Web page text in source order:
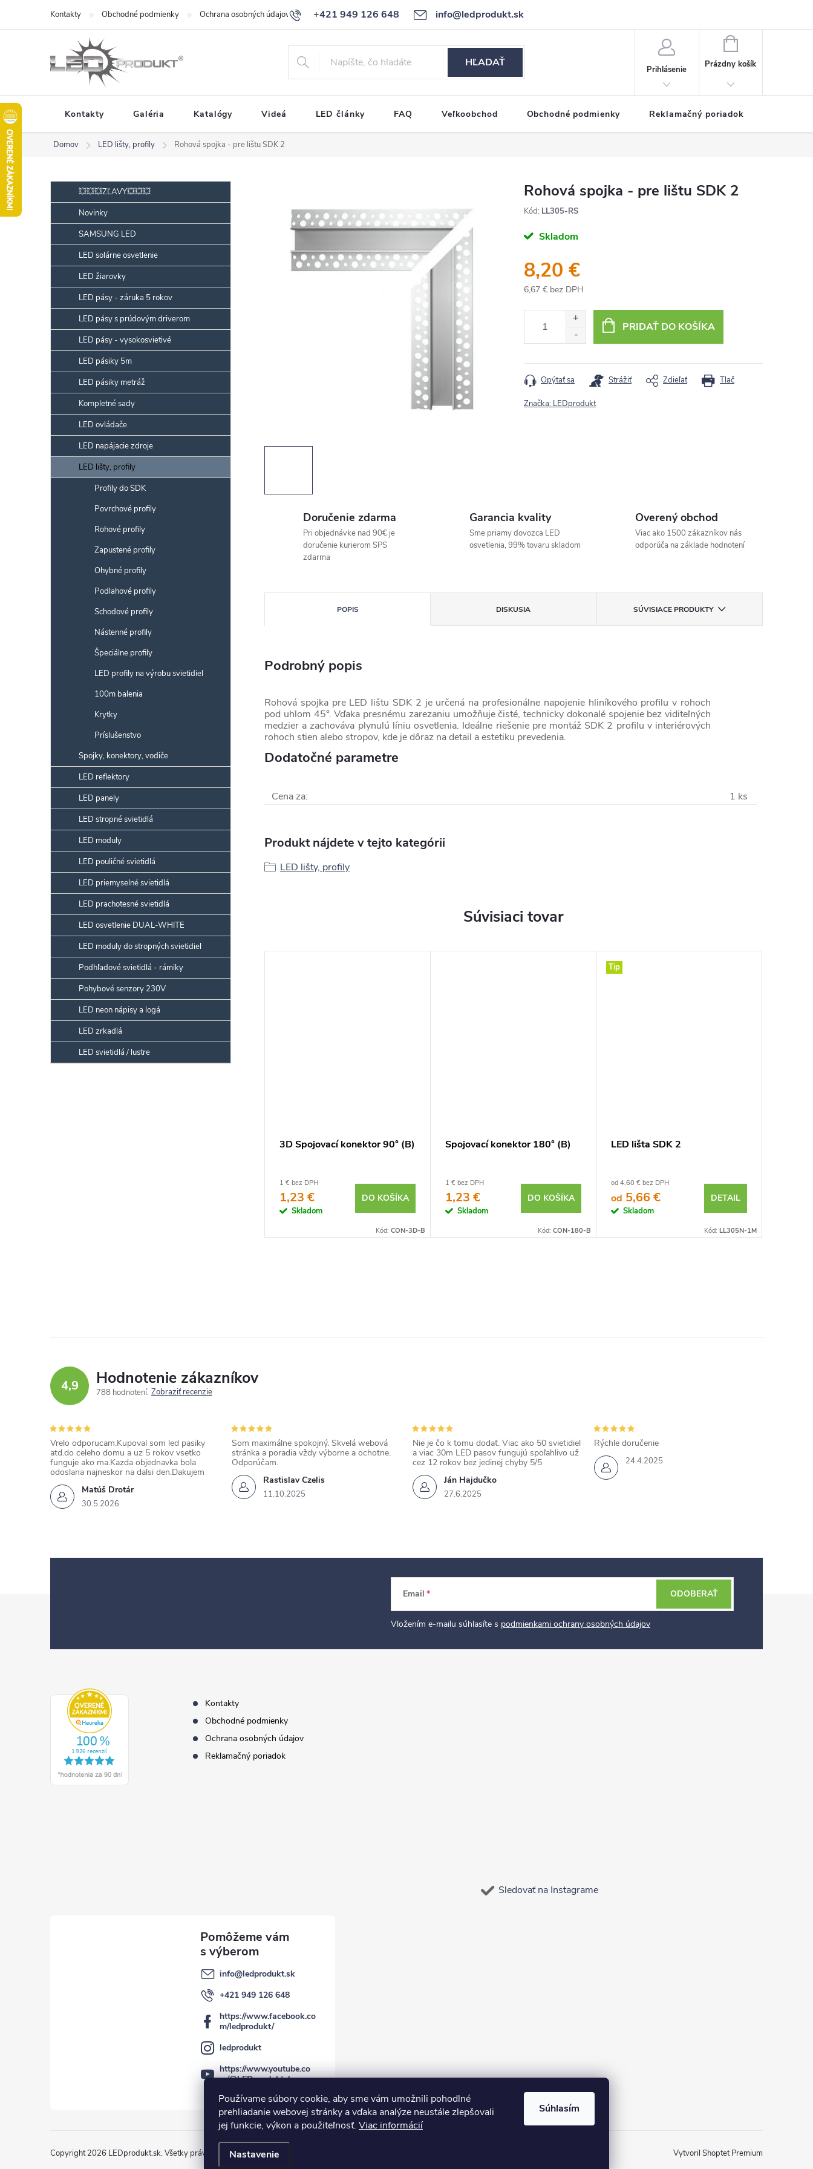
Používame súbory cookie, aby sme vám umožnili pohodlné
prehliadanie webovej stránky a vďaka analýze neustále zlepšovali
jej funkcie, výkon a použiteľnosť. Viac informácií
Nastavenie
Súhlasím
obsah
+421 949 126 648 info@ledprodukt.sk
Kontakty Obchodné podmienky Ochrana osobných údajov Reklamačný poriadok
HĽADAŤ
Prihlásenie
NÁKUPNÝ
KOŠÍK
Prázdny košík
Kontakty Galéria Katalógy Videá LED články FAQ Veľkoobchod Obchodné podmienky Reklamačný poriadok
Domov LED lišty, profily Rohová spojka - pre lištu SDK 2
o
č
n
a
n
e
Preskočiť
kategórie💥💥💥ZĽAVY💥💥💥
Novinky
SAMSUNG LED
LED solárne osvetlenie
LED žiarovky
LED pásy - záruka 5 rokov
LED pásy s prúdovým driverom
LED pásy - vysokosvietivé
LED pásiky 5m
LED pásiky metráž
Kompletné sady
LED ovládače
LED napájacie zdroje
LED lišty, profily
Profily do SDK
Povrchové profily
Rohové profily
Zapustené profily
Ohybné profily
Podlahové profily
Schodové profily
Nástenné profily
Špeciálne profily
LED profily na výrobu svietidiel
100m balenia
Krytky
Príslušenstvo
Spojky, konektory, vodiče
LED reflektory
LED panely
LED stropné svietidlá
LED moduly
LED pouličné svietidlá
LED priemyselné svietidlá
LED prachotesné svietidlá
LED osvetlenie DUAL-WHITE
LED moduly do stropných svietidiel
Podhľadové svietidlá - rámiky
Pohybové senzory 230V
LED neon nápisy a logá
LED zrkadlá
LED svietidlá / lustre
Rohová spojka - pre lištu SDK 2
Kód: LL305-RS
Skladom
8,20 €
6,67 € bez DPH
cena:
PRIDAŤ DO KOŠÍKA
Tlač
Opýtať sa Strážiť Zdieľať
Značka: LEDprodukt
Doručenie zdarma
Pri objednávke nad 90€ je
doručenie kurierom SPS
zdarma
Garancia kvality
Sme priamy dovozca LED
osvetlenia, 99% tovaru skladom
Overený obchod
Viac ako 1500 zákazníkov nás
odporúča na základe hodnotení
POPIS DISKUSIA SÚVISIACE PRODUKTY
Podrobný popis
Rohová spojka pre LED lištu SDK 2 je určená na profesionálne napojenie hliníkového profilu v rohoch
pod uhlom 45°. Vďaka presnému zarezaniu umožňuje čisté, technicky dokonalé spojenie bez viditeľných
medzier a zachováva plynulú líniu osvetlenia. Ideálne riešenie pre montáž SDK 2 profilu v interiérových
rohoch stien alebo stropov, kde je dôraz na detail a estetiku prevedenia.
Dodatočné parametre
Cena za: 1 ks
Produkt nájdete v tejto kategórii
LED lišty, profily
Súvisiaci tovar
3D Spojovací konektor 90° (B)
1 € bez DPH
1,23 €
Skladom
DO KOŠÍKA
Kód: CON-3D-B
Spojovací konektor 180° (B)
1 € bez DPH
1,23 €
Skladom
DO KOŠÍKA
Kód: CON-180-B
Tip
LED lišta SDK 2
od 4,60 € bez DPH
od 5,66 €
Skladom
DETAIL
Kód: LL305N-1M
4,9 Hodnotenie zákazníkov
788 hodnotení Zobraziť recenzie
Matúš Drotár
30.5.2026
Vrelo odporucam.Kupoval som led pasiky
atd.do celeho domu a uz 5 rokov vsetko
funguje ako ma.Kazda objednavka bola
odoslana najneskor na dalsi den.Dakujem
Rastislav Czelis
11.10.2025
Som maximálne spokojný. Skvelá webová
stránka a poradia vždy výborne a ochotne.
Odporúčam.
Ján Hajdučko
27.6.2025
Nie je čo k tomu dodať. Viac ako 50 svietidiel
a viac 30m LED pasov fungujú spoľahlivo už
cez 12 rokov bez jedinej chyby 5/5
24.4.2025
Rýchle doručenie
Email
Vložením e-mailu súhlasíte s podmienkami ochrany osobných údajov
ODOBERAŤ
Kontakty
Obchodné podmienky
Ochrana osobných údajov
Reklamačný poriadok
Sledovať na Instagrame
info@ledprodukt.sk
+421 949 126 648
https://www.facebook.co
m/ledprodukt/
ledprodukt
https://www.youtube.co
m/@LEDproduktsk
Vytvoril Shoptet Premium
Copyright 2026 LEDprodukt.sk. Všetky práva vyhradené.